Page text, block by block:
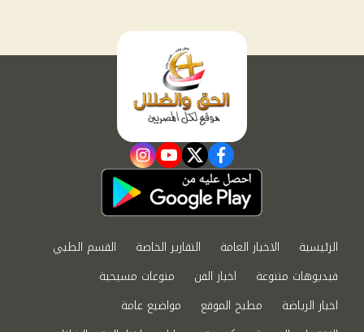
facebook
twitter
youtube
instagram
الرئيسية الاخبار العامة التقارير الخاصة
القسم الطبي
فيديوهات متنوعة
اخبار الفن
منوعات مسيحية
اخبار الرياضة
مطبخ الموقع
مواضيع عامة